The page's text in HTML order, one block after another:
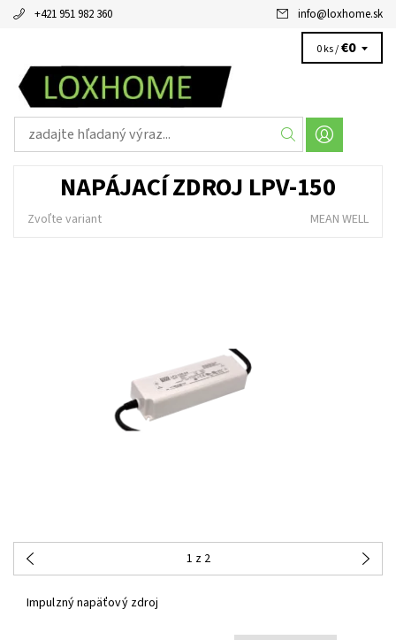
+421 951 982 360 info@loxhome.sk
0 ks /€0
NAPÁJACÍ ZDROJ LPV-150
Zvoľte variant MEAN WELL
1 z 2
Impulzný napäťový zdroj